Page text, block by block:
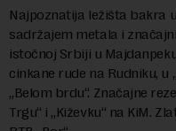
Najpoznatija ležišta bakra
sadržajem metala i
istočnoj Srbiji u
cinkane rude na Rudniku, u
„Belom brdu“. Značajne
Trgu“ i „Kiževku“ na KiM.